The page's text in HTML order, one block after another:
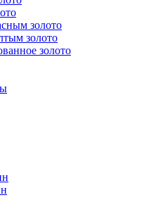
золото
золото
золото